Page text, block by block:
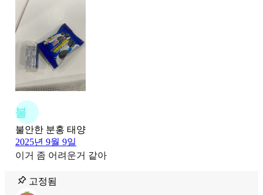
불
불안한 분홍 태양
2025년 9월 9일
이거 좀 어려운거 같아
고정됨